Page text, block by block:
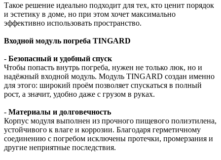
Такое решение идеально подходит для тех, кто ценит порядок
и эстетику в доме, но при этом хочет максимально
эффективно использовать пространство.
Входной модуль погреба TINGARD
- Безопасный и удобный спуск
Чтобы попасть внутрь погреба, нужен не только люк, но и
надёжный входной модуль. Модуль TINGARD создан именно
для этого: широкий проём позволяет спускаться в полный
рост, а значит, удобно даже с грузом в руках.
- Материалы и долговечность
Корпус модуля выполнен из прочного пищевого полиэтилена,
устойчивого к влаге и коррозии. Благодаря герметичному
соединению с погребом исключены протечки, промерзания и
другие неприятные последствия.